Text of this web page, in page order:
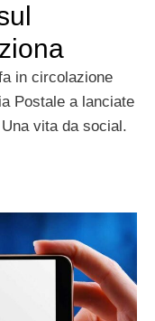
in circolazione
Postale a lanciate
vita da social.